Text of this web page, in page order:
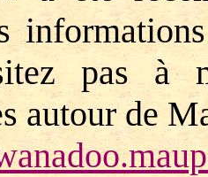
pas à
autour de